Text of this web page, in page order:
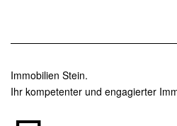
Immobilien Stein.
Ihr kompetenter und engagierter